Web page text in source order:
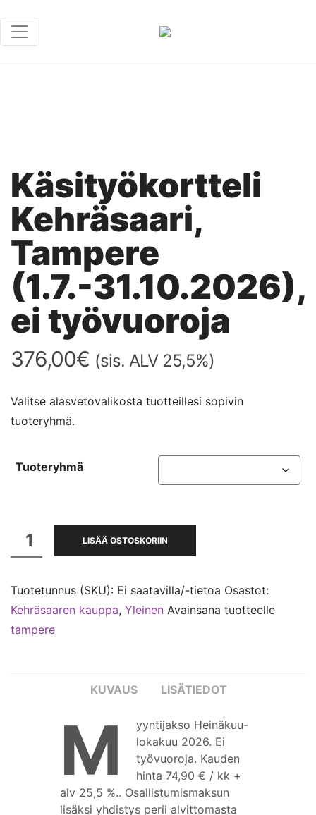
Käsityökortteli
Kehräsaari,
Tampere
(1.7.-31.10.2026),
ei työvuoroja
376,00€ (sis. ALV 25,5%)
Valitse alasvetovalikosta tuotteillesi sopivin
tuoteryhmä.
Tuoteryhmä
Käsityökortteli
Kehräsaari,
(1.7.-31.10.2026),
ei
työvuoroja
LISÄÄ OSTOSKORIIN
Tuotetunnus (SKU): Ei saatavilla/-tietoa Osastot:
Kehräsaaren kauppa, Yleinen Avainsana tuotteelle
tampere
KUVAUS LISÄTIEDOT
M
yyntijakso Heinäkuu-
lokakuu 2026. Ei
työvuoroja. Kauden
hinta 74,90 € / kk +
alv 25,5 %.. Osallistumismaksun
lisäksi yhdistys perii alvittomasta